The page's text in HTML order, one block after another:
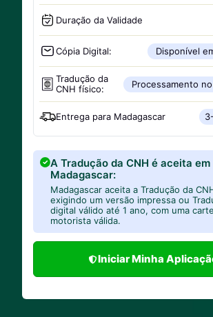
Duração da Validade
Cópia Digital: Disponível
Tradução da
CNH físico:
Processamento
Entrega para Madagascar
A Tradução da CNH é aceita em
Madagascar:
Madagascar aceita a Tradução da
exigindo um versão impressa ou
digital válido até 1 ano, com uma
motorista válida.
Iniciar Minha